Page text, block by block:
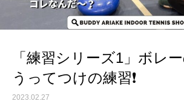
「練習シリーズ1」ボレ
うってつけの練習❗️
2023.02.27